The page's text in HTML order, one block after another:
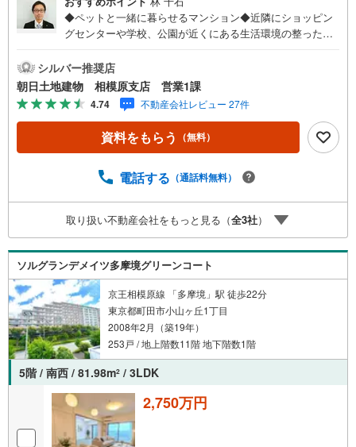
◆ペットと一緒に暮らせるマンション◆近隣にショッピン
グセンターや学校、公園が近くにある生活環境の整った多
が繋がりやすくなっております。ずっと気になっていて詳
細が知りたい、物件は気になるけどローンが心配、買い替
えの場合は…などまずはご相談からもお気軽にお電話くだ
さいませ！ご内覧ご希望の際は「室内・現地を見学する」
ボタンよりご予約いただくとご見学がスムーズです。弊社
は1985年町田にて開業し、東京・神奈川・埼玉エリアに13
実績を積むことによって、様々なご提案やアドバイスが出
ける自信があります。【とことん納得】当社では担当営業
が物件情報を紹介しておりますが、その後の物件のご説
明、資金計画、税金相談などについては、上司である担当
課長も同席でご説明させていただきます。
シルバー推奨店
朝日土地建物 相模原支店 営業1課
4.74 不動産会社レビュー 27件
資料をもらう （無料）
電話する （通話料無料）
取り扱い不動産会社をもっと見る（全3社）
ソルグランデメイツ多摩境グリーンコート
京王相模原線 「多摩境」駅 徒歩22分
東京都町田市小山ヶ丘1丁目
2008年2月（築19年）
253戸 / 地上階数11階 地下階数1階
5階 / 南西 / 81.98m2 / 3LDK
2,750万円